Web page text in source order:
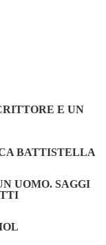
E UN
BATTISTELLA
UOMO. SAGGI